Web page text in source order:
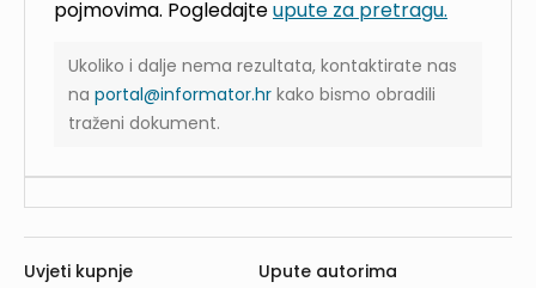
pojmovima. Pogledajteupute za pretragu.
Ukoliko i dalje nema rezultata, kontaktirate nas
na portal@informator.hr kako bismo obradili
traženi dokument.
Uvjeti kupnje Upute autorima